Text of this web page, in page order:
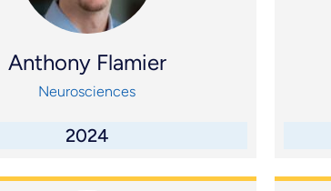
Anthony Flamier
Neurosciences
2024